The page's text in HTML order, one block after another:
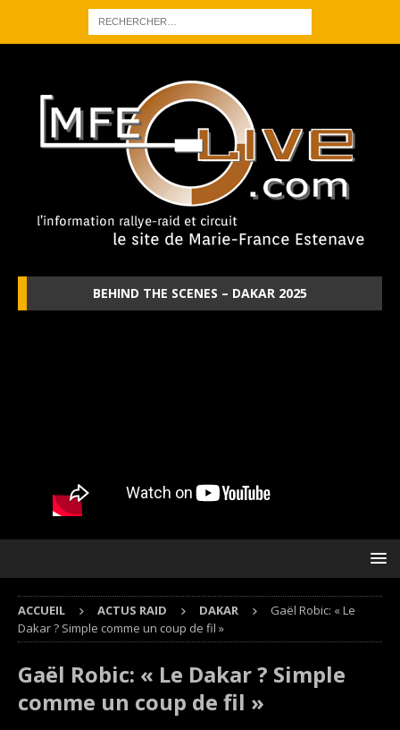
BEHIND THE SCENES – DAKAR 2025
ACCUEIL ACTUS RAID DAKAR
Gaël Robic: « Le
Dakar ? Simple comme un coup de fil »
Gaël Robic: « Le Dakar ? Simple
comme un coup de fil »